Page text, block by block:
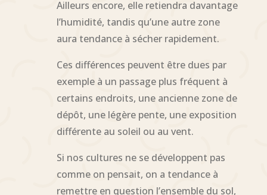
Ailleurs encore, elle retiendra davantage
l’humidité, tandis qu’une autre zone
aura tendance à sécher rapidement.
Ces différences peuvent être dues par
exemple à un passage plus fréquent à
certains endroits, une ancienne zone de
dépôt, une légère pente, une exposition
différente au soleil ou au vent.
Si nos cultures ne se développent pas
comme on pensait, on a tendance à
remettre en question l’ensemble du sol,